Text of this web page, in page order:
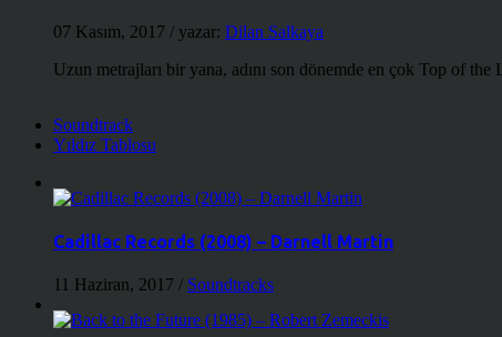
07 Kasım, 2017 / yazar: Dilan Salkaya
Uzun metrajları bir yana, adını son dönemde en çok Top of
Soundtrack
Yıldız Tablosu
Cadillac Records (2008) – Darnell Martin
11 Haziran, 2017 / Soundtracks